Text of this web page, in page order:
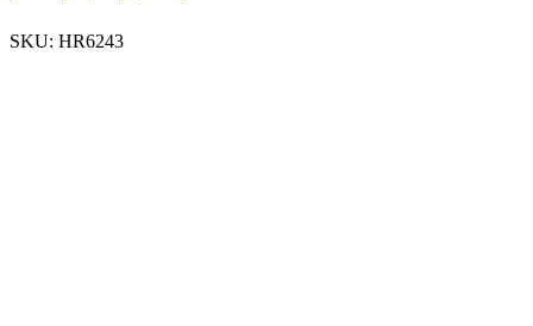
SKU: HR6243